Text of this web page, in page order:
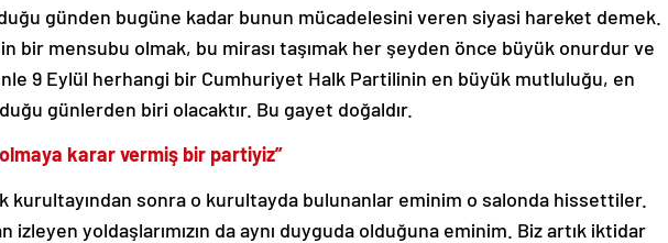
günden bugüne kadar bunun mücadelesini veren siyasi hareket demek.
bir mensubu olmak, bu mirası taşımak her şeyden önce büyük onurdur ve
9 Eylül herhangi bir Cumhuriyet Halk Partilinin en büyük mutluluğu, en
günlerden biri olacaktır. Bu gayet doğaldır.
karar vermiş bir partiyiz”
kurultayından sonra o kurultayda bulunanlar eminim o salonda hissettiler.
izleyen yoldaşlarımızın da aynı duyguda olduğuna eminim. Biz artık iktidar